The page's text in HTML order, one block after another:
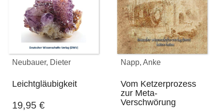
Neubauer, Dieter
Leichtgläubigkeit
19,95 €
Napp, Anke
Vom Ketzerprozess
zur Meta-
Verschwörung